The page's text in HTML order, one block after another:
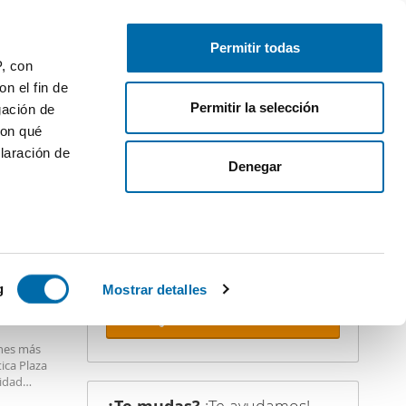
con
el fin de
de
qué
de
(huellas
momento
Mostrar detalles
Permitir todas
Permitir la selección
Denegar
Publica gratis Inicia sesión
más
Plaza
No dejes que te adelanten. Recibe en